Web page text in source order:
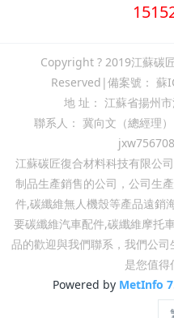
Copyright ? 2019江蘇碳
Reserved|備案號： 蘇
地 址： 江蘇省揚州
聯系人： 冀向文（總經理
江蘇碳匠復合材料科技有限公
制品生產銷售的公司，公司生
件,碳纖維無人機殼等產品遠銷
要碳纖維汽車配件,碳纖維摩托
品的歡迎與我們聯系，我們公司
是您值得
Powered by MetInfo